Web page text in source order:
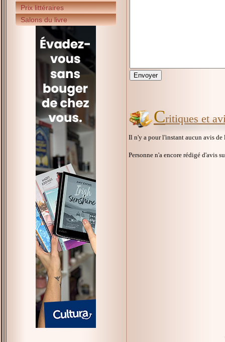
Prix littéraires
Salons du livre
Critiques et
Il n'y a pour l'instant aucun avis
Personne n'a encore rédigé d'avis